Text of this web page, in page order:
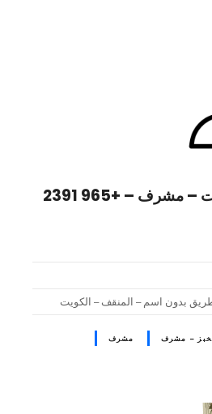
الشمس للبصريات – مشرف – +965 2391
– مشرف مشرف